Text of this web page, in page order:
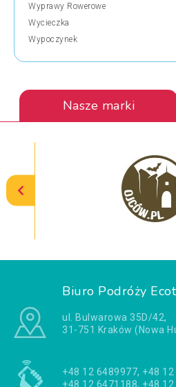
Wyprawy Rowerowe
Wycieczka
Wypoczynek
Nasze marki
Biuro Podróży
ul. Bulwarowa 35D/42,
31-751 Kraków (Nowa
+48 12 6489977, +48
+48 12 6471188, +48